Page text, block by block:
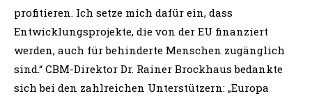
profitieren. Ich setze mich dafür ein, dass
Entwicklungsprojekte, die von der EU finanziert
werden, auch für behinderte Menschen zugänglich
sind.“ CBM-Direktor Dr. Rainer Brockhaus bedankte
sich bei den zahlreichen Unterstützern: „Europa